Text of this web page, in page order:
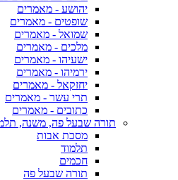
יהושע - מאמרים
שופטים - מאמרים
שמואל - מאמרים
מלכים - מאמרים
ישעיהו - מאמרים
ירמיהו - מאמרים
יחזקאל - מאמרים
תרי עשר - מאמרים
כתובים - מאמרים
תורה שבעל פה, משנה,
מסכת אבות
תלמוד
חכמים
תורה שבעל פה